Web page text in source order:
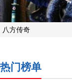
八方传奇
热门榜单